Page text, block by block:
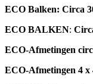
ECO Balken: Circa
ECO BALKEN:
ECO-Afmetingen
ECO-Afmetingen 4 x